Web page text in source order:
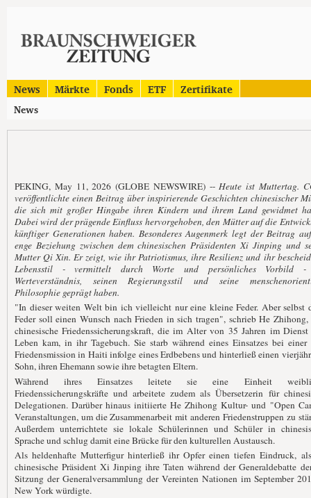
News Märkte Fonds ETF Zertifikate
News
PEKING, May 11, 2026 (GLOBE NEWSWIRE) --Heute ist Muttertag.
veröffentlichte einen Beitrag über inspirierende Geschichten chinesischer
die sich mit großer Hingabe ihren Kindern und ihrem Land gewidmet
Dabei wird der prägende Einfluss hervorgehoben, den Mütter auf die
künftiger Generationen haben. Besonderes Augenmerk legt der Beitrag
enge Beziehung zwischen dem chinesischen Präsidenten Xi Jinping und
Mutter Qi Xin. Er zeigt, wie ihr Patriotismus, ihre Resilienz und ihr
Lebensstil - vermittelt durch Worte und persönliches Vorbild
Werteverständnis, seinen Regierungsstil und seine
Philosophie geprägt haben.
"In dieser weiten Welt bin ich vielleicht nur eine kleine Feder. Aber selbst
Feder soll einen Wunsch nach Frieden in sich tragen", schrieb He Zhihong,
chinesische Friedenssicherungskraft, die im Alter von 35 Jahren im Dienst
Leben kam, in ihr Tagebuch. Sie starb während eines Einsatzes bei einer
Friedensmission in Haiti infolge eines Erdbebens und hinterließ einen
Sohn, ihren Ehemann sowie ihre betagten Eltern.
Während ihres Einsatzes leitete sie eine Einheit
Friedenssicherungskräfte und arbeitete zudem als Übersetzerin für
Delegationen. Darüber hinaus initiierte He Zhihong Kultur- und "Open
Veranstaltungen, um die Zusammenarbeit mit anderen Friedenstruppen zu
Außerdem unterrichtete sie lokale Schülerinnen und Schüler in
Sprache und schlug damit eine Brücke für den kulturellen Austausch.
Als heldenhafte Mutterfigur hinterließ ihr Opfer einen tiefen Eindruck,
chinesische Präsident Xi Jinping ihre Taten während der Generaldebatte
Sitzung der Generalversammlung der Vereinten Nationen im September
New York würdigte.